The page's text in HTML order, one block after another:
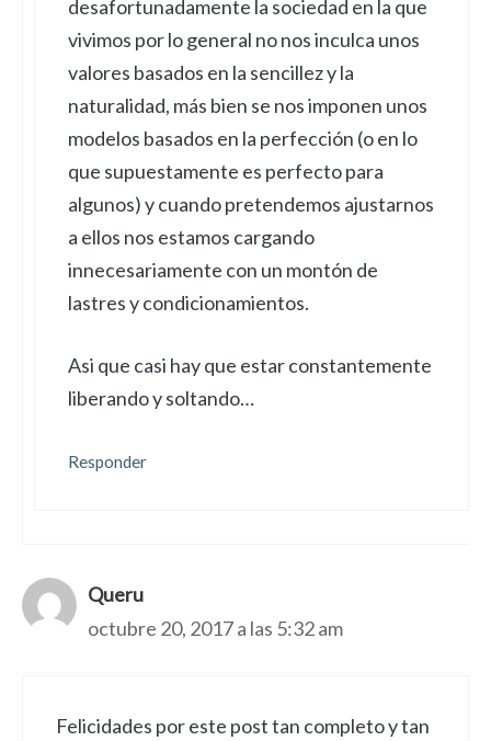
desafortunadamente la sociedad en la que
vivimos por lo general no nos inculca unos
valores basados en la sencillez y la
naturalidad, más bien se nos imponen unos
modelos basados en la perfección (o en lo
que supuestamente es perfecto para
algunos) y cuando pretendemos ajustarnos
a ellos nos estamos cargando
innecesariamente con un montón de
lastres y condicionamientos.
Asi que casi hay que estar constantemente
liberando y soltando…
Responder
Queru
octubre 20, 2017 a las 5:32 am
Felicidades por este post tan completo y tan